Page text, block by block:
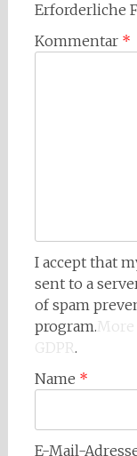
Erforderliche
Kommentar *
I accept that
sent to a
of spam
program.
GDPR.
Name *
E-Mail-